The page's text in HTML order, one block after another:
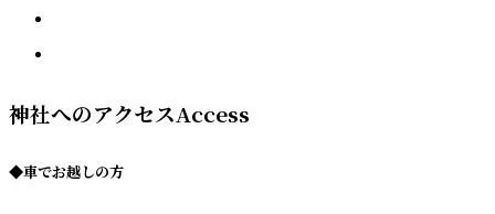
神社へのアクセスAccess
◆車でお越しの方